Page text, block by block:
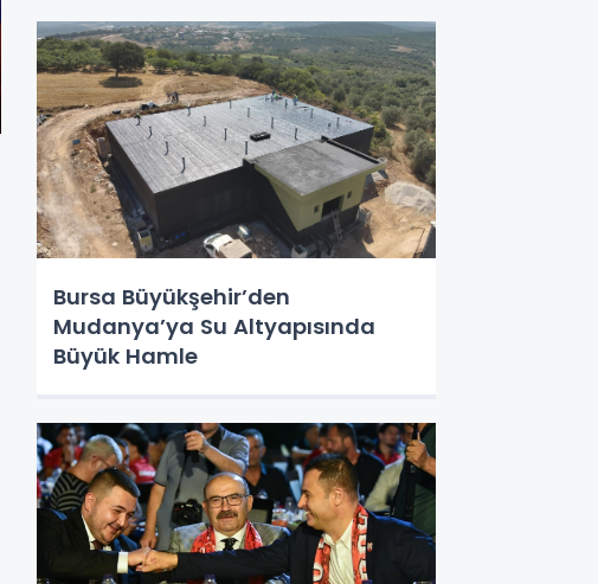
Bursa Büyükşehir’den
Mudanya’ya Su Altyapısında
Büyük Hamle